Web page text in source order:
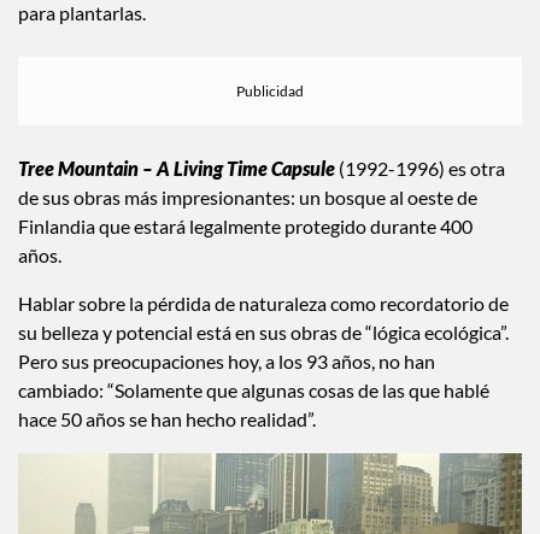
para plantarlas.
Tree Mountain – A Living Time Capsule (1992-1996) es otra
de sus obras más impresionantes: un bosque al oeste de
Finlandia que estará legalmente protegido durante 400
años.
Hablar sobre la pérdida de naturaleza como recordatorio de
su belleza y potencial está en sus obras de “lógica ecológica”.
Pero sus preocupaciones hoy, a los 93 años, no han
cambiado: “Solamente que algunas cosas de las que hablé
hace 50 años se han hecho realidad”.